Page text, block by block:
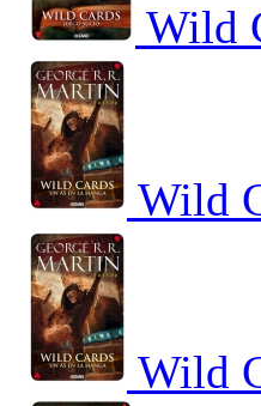
Wild
Wild
Wild